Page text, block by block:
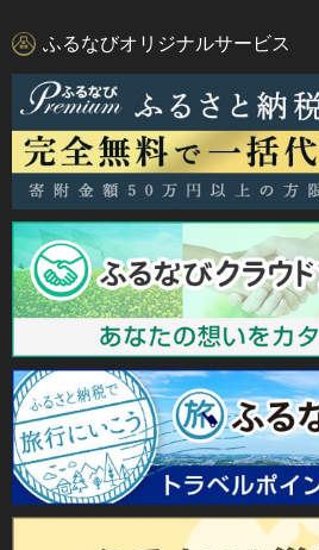
ふるなびオリジナルサービス